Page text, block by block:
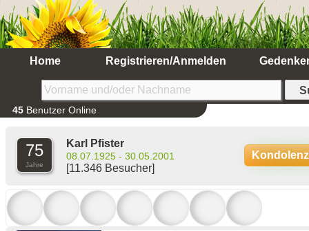
Home Registrieren/Anmelden
45 Benutzer Online
75
Jahre
Karl Pfister
08.07.1925 - 30.05.2001
[11.346 Besucher]